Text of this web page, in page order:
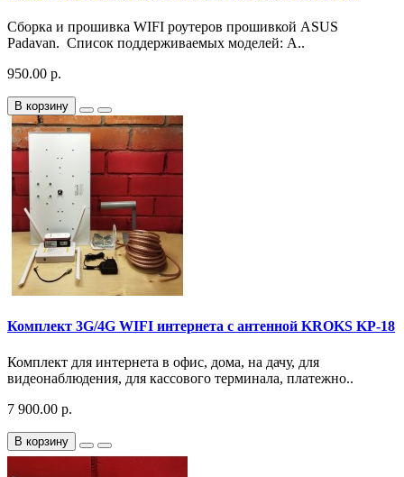
Сборка и прошивка WIFI роутеров прошивкой ASUS
Padavan. Список поддерживаемых моделей: A..
950.00 р.
В корзину
Комплект 3G/4G WIFI интернета с антенной KROKS KP-18
Комплект для интернета в офис, дома, на дачу, для
видеонаблюдения, для кассового терминала, платежно..
7 900.00 р.
В корзину